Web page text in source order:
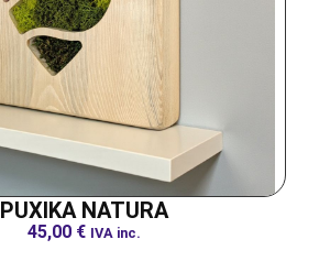
PUXIKA NATURA
45,00 € IVA inc.